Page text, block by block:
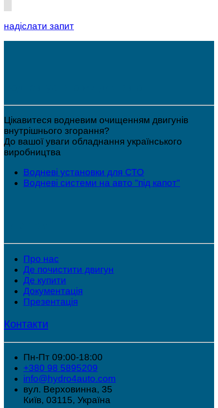
надіслати запит
Цікавитеся водневим очищенням двигунів
внутрішнього згорання?
До вашої уваги обладнання українського
виробництва
Водневі установки для СТО
Водневі системи на авто "під капот"
Про нас
Де почистити двигун
Де купити
Документація
Презентація
Контакти
Пн-Пт 09:00-18:00
+380 98 5895209
info@hydro4auto.com
вул. Верховинна, 35
Київ, 03115, Україна